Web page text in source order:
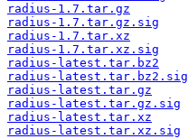
radius-1.7.tar.gz
radius-1.7.tar.gz.sig
radius-1.7.tar.xz
radius-1.7.tar.xz.sig
radius-latest.tar.bz2
radius-latest.tar.bz2.sig
radius-latest.tar.gz
radius-latest.tar.gz.sig
radius-latest.tar.xz
radius-latest.tar.xz.sig